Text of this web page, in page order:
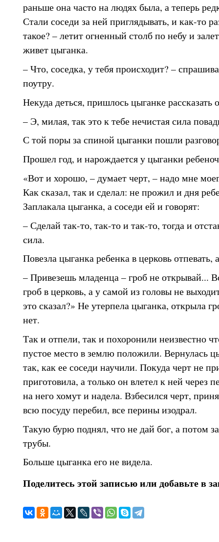
раньше она часто на людях была, а теперь
Стали соседи за ней приглядывать, и как-то
такое? – летит огненный столб по небу и
живет цыганка.
– Что, соседка, у тебя происходит? –
поутру.
Некуда деться, пришлось цыганке рассказать
– Э, милая, так это к тебе нечистая сила
С той поры за спиной цыганки пошли
Прошел год, и нарождается у цыганки
«Вот и хорошо, – думает черт, – надо мне
Как сказал, так и сделал: не прожил и дня
Заплакала цыганка, а соседи ей и говорят:
– Сделай так-то, так-то и так-то, тогда и
сила.
Повезла цыганка ребенка в церковь отпевать,
– Привезешь младенца – гроб не открывай...
гроб в церковь, а у самой из головы не
это сказал?» Не утерпела цыганка, открыла
нет.
Так и отпели, так и похоронили неизвестно
пустое место в землю положили. Вернулась
так, как ее соседи научили. Покуда черт не
приготовила, а только он влетел к ней через
на него хомут и надела. Взбесился черт,
всю посуду перебил, все перины изодрал.
Такую бурю поднял, что не дай бог, а потом
трубы.
Больше цыганка его не видела.
Поделитесь этой записью или добавьте в